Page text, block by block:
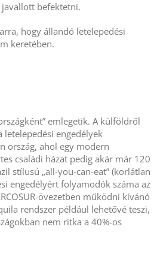
befektetni.
hogy állandó letelepedési
keretében.
emlegetik. A külföldről
letelepedési engedélyek
ország, ahol egy modern
családi házat pedig akár már 120
stílusú „all-you-can-eat” (korlátlan
engedélyért folyamodók száma az
övezetben működni kívánó
rendszer például lehetővé teszi,
nem ritka a 40%-os